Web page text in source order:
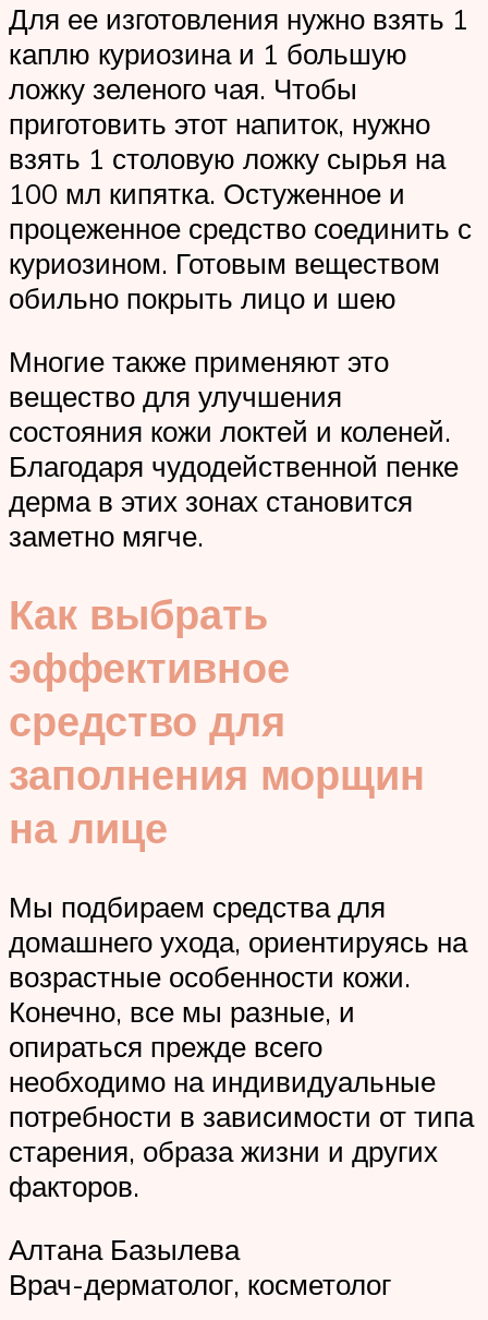
Для ее изготовления нужно взять 1
каплю куриозина и 1 большую
ложку зеленого чая. Чтобы
приготовить этот напиток, нужно
взять 1 столовую ложку сырья на
100 мл кипятка. Остуженное и
процеженное средство соединить с
куриозином. Готовым веществом
обильно покрыть лицо и шею
Многие также применяют это
вещество для улучшения
состояния кожи локтей и коленей.
Благодаря чудодейственной пенке
дерма в этих зонах становится
заметно мягче.
Как выбрать
эффективное
средство для
заполнения морщин
на лице
Мы подбираем средства для
домашнего ухода, ориентируясь на
возрастные особенности кожи.
Конечно, все мы разные, и
опираться прежде всего
необходимо на индивидуальные
потребности в зависимости от типа
старения, образа жизни и других
факторов.
Алтана Базылева
Врач-дерматолог, косметолог